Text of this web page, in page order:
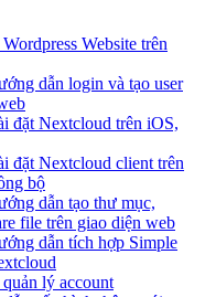
Website trên
dẫn login và tạo user
đặt Nextcloud trên iOS,
đặt Nextcloud client trên
bộ
dẫn tạo thư mục,
file trên giao diện web
dẫn tích hợp Simple
lý account